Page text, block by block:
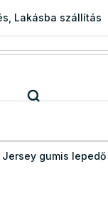
Lakásba szállítás
Jersey gumis